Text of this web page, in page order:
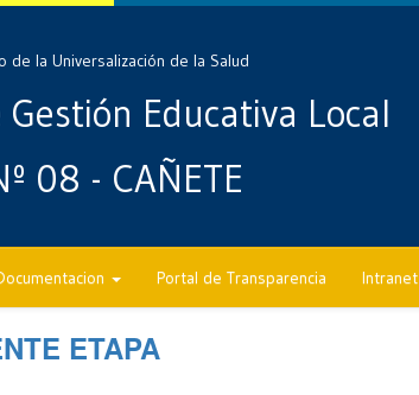
de la Universalización de la Salud
Educativa Local
08 - CAÑETE
Portal de Transparencia Intranet
ETAPA